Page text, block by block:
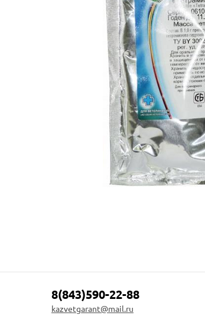
8(843)590-22-88
kazvetgarant@mail.ru